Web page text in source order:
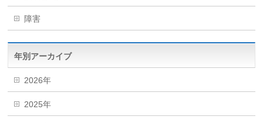
障害
年別アーカイブ
2026年
2025年